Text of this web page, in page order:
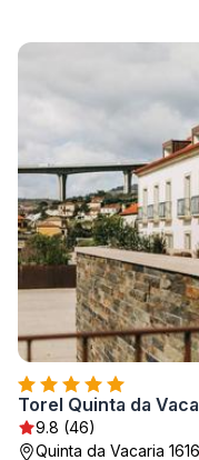
Torel Quinta da
9.8 (46)
Quinta da Vacaria